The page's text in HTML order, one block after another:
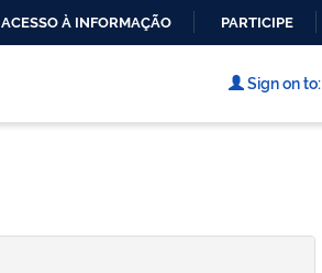
CONTEÚDO
ACESSO À INFORMAÇÃO PARTICIPE
Sign on to: